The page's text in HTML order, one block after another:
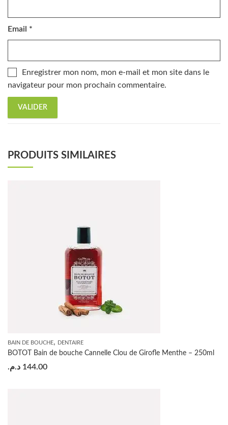
Email *
Enregistrer mon nom, mon e-mail et mon site dans le
navigateur pour mon prochain commentaire.
PRODUITS SIMILAIRES
BAIN DE BOUCHE, DENTAIRE
BOTOT Bain de bouche Cannelle Clou de Girofle Menthe – 250ml
144.00 د.م.